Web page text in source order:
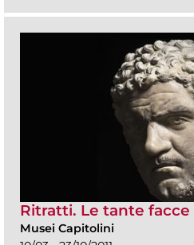
Ritratti. Le tante
Musei Capitolini